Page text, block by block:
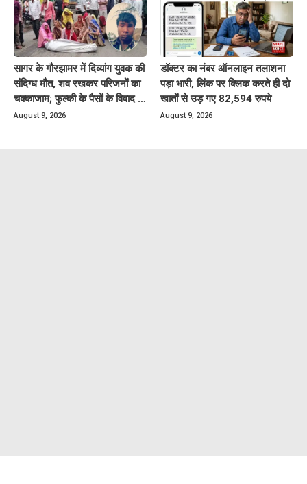
सागर के गौरझामर में दिव्यांग युवक की
संदिग्ध मौत, शव रखकर परिजनों का
चक्काजाम; फुल्की के पैसों के विवाद से
जुड़ा मामला
August 9, 2026
डॉक्टर का नंबर ऑनलाइन तलाशना
पड़ा भारी, लिंक पर क्लिक करते ही दो
खातों से उड़ गए 82,594 रुपये
August 9, 2026